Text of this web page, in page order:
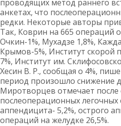
проводящих метод раннего
анкетах, что
редки. Некоторые авторы
Так, Коврин на 665 операций
Очкин-1%, Мухадзе 1,8%,
Крымов-5%, Институт скорой
7%, Институт им.
Хесин В. Р., сообщая о 4%,
период произошло снижение
Миротворцев отмечает после
послеоперационных
аппендицита- 5,2%, острого
операций на желудке 26,5%.